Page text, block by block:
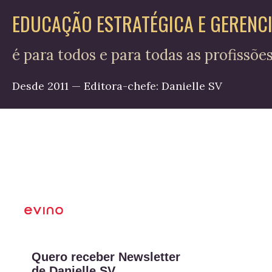
EDUCAÇÃO ESTRATÉGICA E
é para todos e para todas as profissões
Desde 2011 — Editora-chefe: Danielle SV
Quero receber Newsletter